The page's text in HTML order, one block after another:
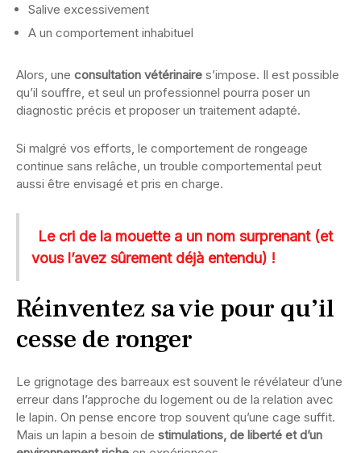
Salive excessivement
A un comportement inhabituel
Alors, une consultation vétérinaire s’impose. Il est possible
qu’il souffre, et seul un professionnel pourra poser un
diagnostic précis et proposer un traitement adapté.
Si malgré vos efforts, le comportement de rongeage
continue sans relâche, un trouble comportemental peut
aussi être envisagé et pris en charge.
Le cri de la mouette a un nom surprenant (et
vous l’avez sûrement déjà entendu) !
Réinventez sa vie pour qu’il
cesse de ronger
Le grignotage des barreaux est souvent le révélateur d’une
erreur dans l’approche du logement ou de la relation avec
le lapin. On pense encore trop souvent qu’une cage suffit.
Mais un lapin a besoin de stimulations, de liberté et d’un